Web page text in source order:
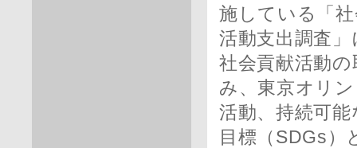
施している「
活動支出調査
社会貢献活動の
み、東京オリ
活動、持続可能
目標（SDGs）